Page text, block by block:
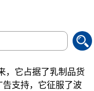
，它占据了乳制品货
支持，它征服了波